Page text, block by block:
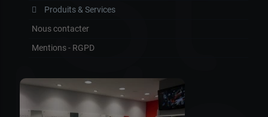
Produits & Services
Nous contacter
Mentions - RGPD